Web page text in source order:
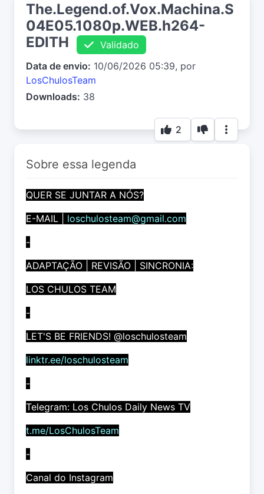
The.Legend.of.Vox.Machina.S
04E05.1080p.WEB.h264-
EDITH
Validado
Data de envio: 10/06/2026 05:39, por
LosChulosTeam
Downloads: 38
2
Sobre essa legenda
QUER SE JUNTAR A NÓS?
E-MAIL |
loschulosteam@gmail.com
-
ADAPTAÇÃO | REVISÃO | SINCRONIA:
LOS CHULOS TEAM
-
LET'S BE FRIENDS! @loschulosteam
linktr.ee/loschulosteam
-
Telegram: Los Chulos Daily News TV
t.me/LosChulosTeam
-
Canal do Instagram